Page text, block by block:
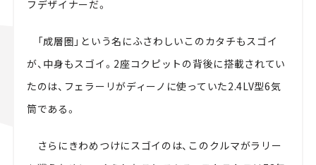
フデザイナーだ。
「成層圏」という名にふさわしいこのカタチもスゴイ
が、中身もスゴイ。2座コクピットの背後に搭載されてい
たのは、フェラーリがディーノに使っていた2.4LV型6気
筒である。
さらにきわめつけにスゴイのは、このクルマがラリー